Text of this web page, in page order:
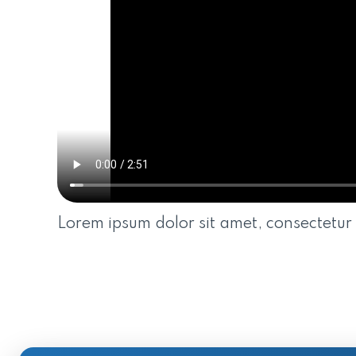
Lorem ipsum dolor sit amet,